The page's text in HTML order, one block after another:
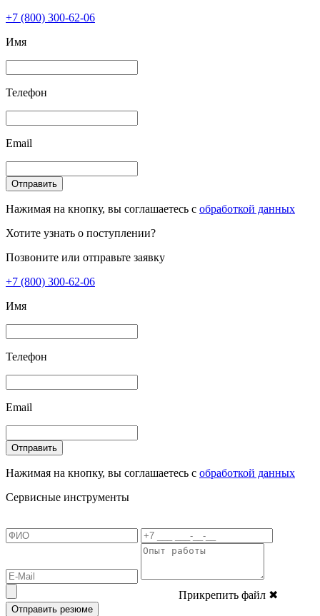
+7 (800) 300-62-06
Имя
Телефон
Email
Отправить
Нажимая на кнопку, вы соглашаетесь с обработкой данных
Хотите узнать о поступлении?
Позвоните или отправьте заявку
+7 (800) 300-62-06
Имя
Телефон
Email
Отправить
Нажимая на кнопку, вы соглашаетесь с обработкой данных
Сервисные инструменты
Прикрепить файл ✖
Отправить резюме